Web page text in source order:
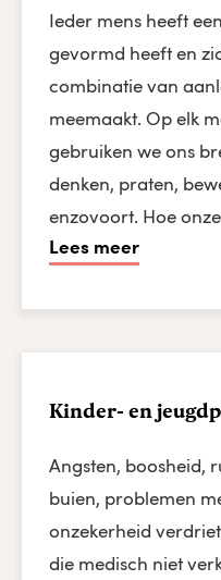
Ieder mens heeft
gevormd heeft en
combinatie van
meemaakt. Op elk
gebruiken we ons
denken, praten,
enzovoort. Hoe
Lees meer
Kinder- en
Angsten, boosheid,
buien, problemen
onzekerheid
die medisch niet